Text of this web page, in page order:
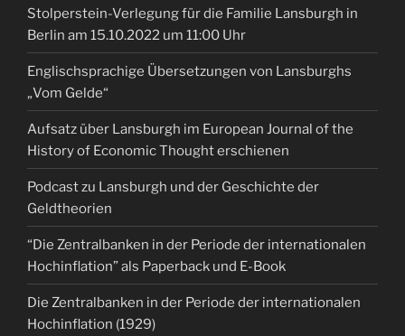
Stolperstein-Verlegung für die Familie Lansburgh in
Berlin am 15.10.2022 um 11:00 Uhr
Englischsprachige Übersetzungen von Lansburghs
„Vom Gelde“
Aufsatz über Lansburgh im European Journal of the
History of Economic Thought erschienen
Podcast zu Lansburgh und der Geschichte der
Geldtheorien
“Die Zentralbanken in der Periode der internationalen
Hochinflation” als Paperback und E-Book
Die Zentralbanken in der Periode der internationalen
Hochinflation (1929)